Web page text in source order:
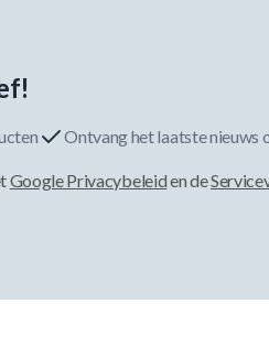
Ontvang het laatste nieuws
Google Privacybeleiden de